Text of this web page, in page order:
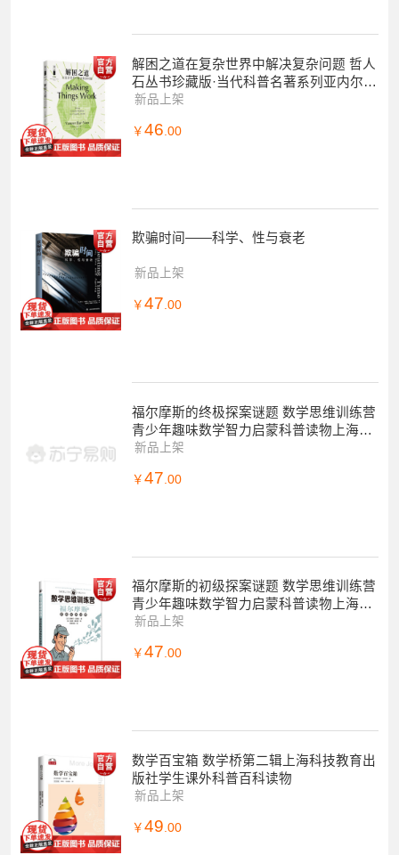
解困之道在复杂世界中解决复杂问题 哲人
石丛书珍藏版·当代科普名著系列亚内尔巴
尔扬著上海科技教育出版社复杂系统科学
新品上架
￥ 46 .00
欺骗时间——科学、性与衰老
新品上架
￥ 47.00
福尔摩斯的终极探案谜题 数学思维训练营
青少年趣味数学智力启蒙科普读物上海科
技教育出版社逻辑思维脑力谜题脑洞
新品上架
￥ 47 .00
福尔摩斯的初级探案谜题 数学思维训练营
青少年趣味数学智力启蒙科普读物上海科
技教育出版社逻辑思维脑力谜题
新品上架
￥ 47.00
数学百宝箱 数学桥第二辑上海科技教育出
版社学生课外科普百科读物
新品上架
￥ 49 .00